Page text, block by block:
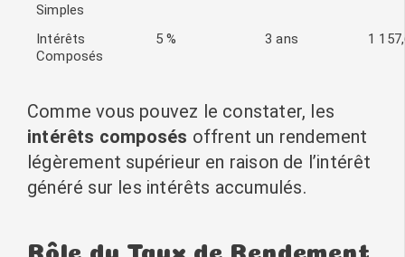
Simples
Intérêts
Composés
5 % 3 ans 1
Comme vous pouvez le constater, les
intérêts composés offrent un rendement
légèrement supérieur en raison de l’intérêt
généré sur les intérêts accumulés.
Rôle du Taux de Rendement